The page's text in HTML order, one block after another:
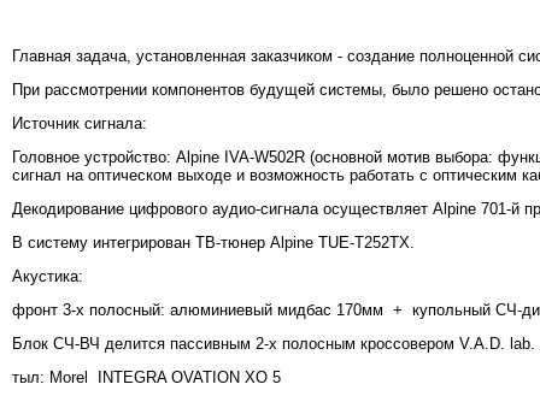
Главная задача, установленная заказчиком - создание полноценной
При рассмотрении компонентов будущей системы, было решено
Источник сигнала:
Головное устройство: Alpine IVA-W502R (основной мотив выбора:
сигнал на оптическом выходе и возможность работать с
Декодирование цифрового аудио-сигнала осуществляет Alpine 701-й
В систему интегрирован ТВ-тюнер Alpine TUE-T252TX.
Акустика:
фронт 3-х полосный: алюминиевый мидбас 170мм + купольный СЧ-
Блок СЧ-ВЧ делится пассивным 2-х полосным кроссовером V.A.D. lab.
тыл: Morel INTEGRA OVATION XO 5